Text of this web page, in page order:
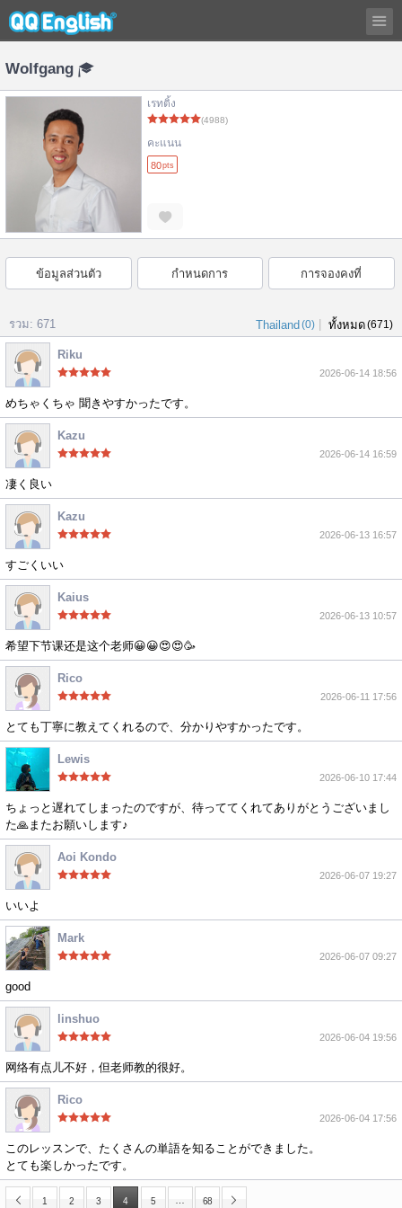
Wolfgang
เรทติ้ง
(4988)
คะแนน
80pts
ข้อมูลส่วนตัว กำหนดการ การจองคงที่
รวม: 671 Thailand (0) ทั้งหมด(671)
Riku
2026-06-14 18:56
めちゃくちゃ 聞きやすかったです。
Kazu
2026-06-14 16:59
凄く良い
Kazu
2026-06-13 16:57
すごくいい
Kaius
2026-06-13 10:57
希望下节课还是这个老师😀😀😍😍🥳
Rico
2026-06-11 17:56
とても丁寧に教えてくれるので、分かりやすかったです。
Lewis
2026-06-10 17:44
ちょっと遅れてしまったのですが、待っててくれてありがとうございまし
た🙏またお願いします♪
Aoi Kondo
2026-06-07 19:27
いいよ
Mark
2026-06-07 09:27
good
linshuo
2026-06-04 19:56
网络有点儿不好，但老师教的很好。
Rico
2026-06-04 17:56
このレッスンで、たくさんの単語を知ることができました。
とても楽しかったです。
1 2 3 4 5 68